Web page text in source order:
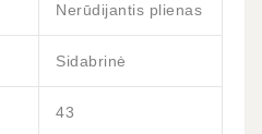
Nerūdijantis plienas
Sidabrinė
43